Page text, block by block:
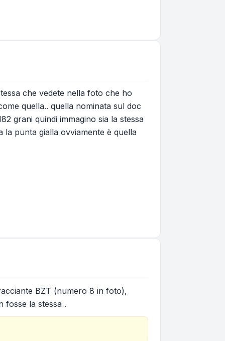
che vedete nella foto che ho
quella.. quella nominata sul doc
grani quindi immagino sia la stessa
punta gialla ovviamente è quella
BZT (numero 8 in foto),
fosse la stessa .